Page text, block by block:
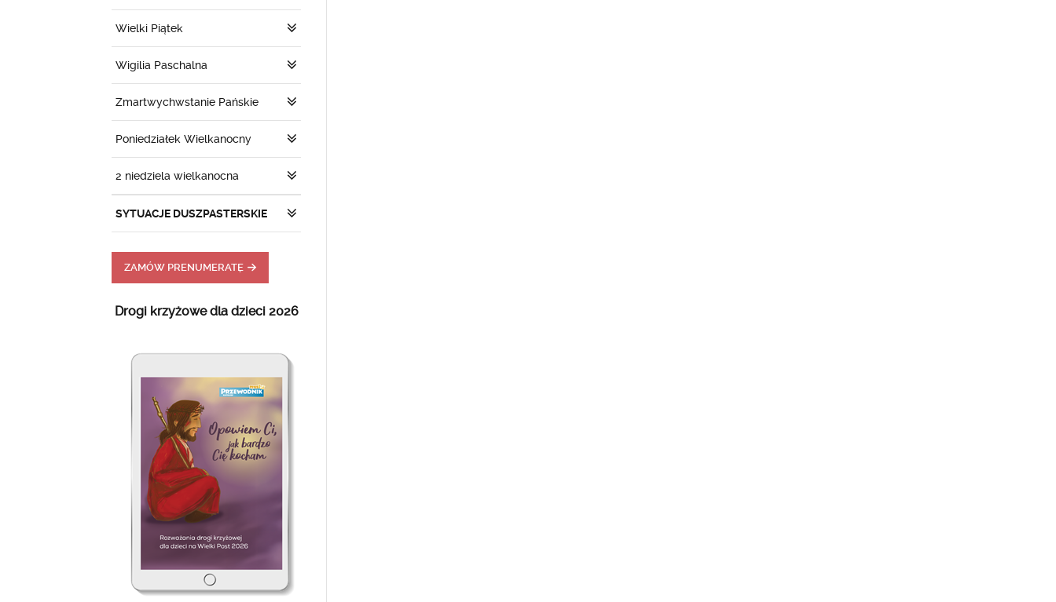
Wielki Piątek
Wigilia Paschalna
Zmartwychwstanie Pańskie
Poniedziałek Wielkanocny
2 niedziela wielkanocna
SYTUACJE DUSZPASTERSKIE
ZAMÓW PRENUMERATĘ
Drogi krzyżowe dla dzieci 2026